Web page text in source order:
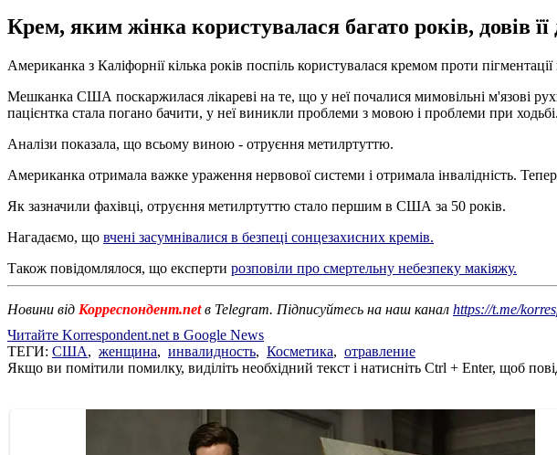
Крем, яким жінка користувалася багато років, довів
Американка з Каліфорнії кілька років поспіль користувалася кремом проти
Мешканка США поскаржилася лікареві на те, що у неї почалися мимовільні м'язові
пацієнтка стала погано бачити, у неї виникли проблеми з мовою і проблеми при ходьбі.
Аналізи показала, що всьому виною - отруєння метилртуттю.
Американка отримала важке ураження нервової системи і отримала інвалідність.
Як зазначили фахівці, отруєння метилртуттю стало першим в США за 50 років.
Нагадаємо, що вчені засумнівалися в безпеці сонцезахисних кремів.
Також повідомлялося, що експерти розповіли про смертельну небезпеку макіяжу.
Новини від Корреспондент.netв Telegram. Підписуйтесь на наш канал https://t.me/
Читайте Korrespondent.net в Google News
ТЕГИ: США, женщина, инвалидность, Косметика, отравление
Якщо ви помітили помилку, виділіть необхідний текст і натисніть Ctrl + Enter, щоб